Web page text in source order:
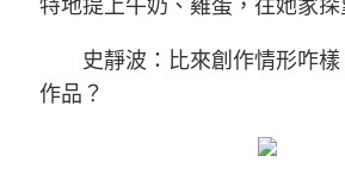
特地提上牛奶、雞蛋，往她家探
史靜波：比來創作情形咋
作品？